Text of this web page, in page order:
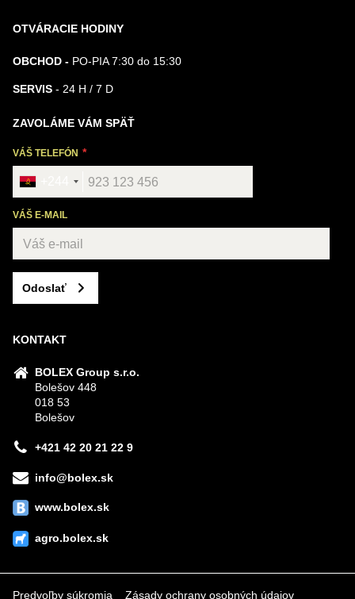
OTVÁRACIE HODINY
OBCHOD - PO-PIA 7:30 do 15:30
SERVIS - 24 H / 7 D
ZAVOLÁME VÁM SPÄŤ
VÁŠ TELEFÓN
VÁŠ E-MAIL
Odoslať
KONTAKT
BOLEX Group s.r.o.
Bolešov 448
018 53
Bolešov
+421 42 20 21 22 9
info@bolex.sk
www.bolex.sk
agro.bolex.sk
Predvoľby súkromia Zásady ochrany osobných údajov